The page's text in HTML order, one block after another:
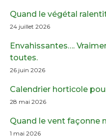
Quand le végétal
24 juillet 2026
Envahissantes….
toutes.
26 juin 2026
Calendrier horticole
28 mai 2026
Quand le vent façonne
1 mai 2026